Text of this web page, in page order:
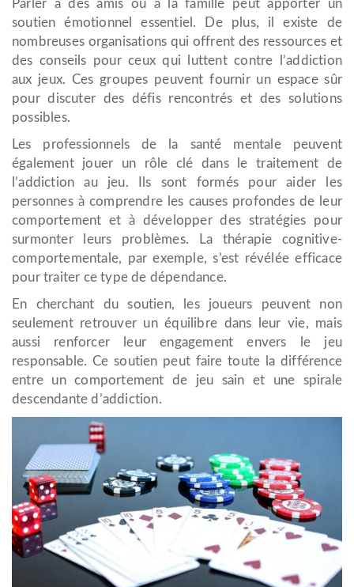
Parler à des amis ou à la famille peut apporter un
soutien émotionnel essentiel. De plus, il existe de
nombreuses organisations qui offrent des ressources et
des conseils pour ceux qui luttent contre l’addiction
aux jeux. Ces groupes peuvent fournir un espace sûr
pour discuter des défis rencontrés et des solutions
possibles.
Les professionnels de la santé mentale peuvent
également jouer un rôle clé dans le traitement de
l’addiction au jeu. Ils sont formés pour aider les
personnes à comprendre les causes profondes de leur
comportement et à développer des stratégies pour
surmonter leurs problèmes. La thérapie cognitive-
comportementale, par exemple, s’est révélée efficace
pour traiter ce type de dépendance.
En cherchant du soutien, les joueurs peuvent non
seulement retrouver un équilibre dans leur vie, mais
aussi renforcer leur engagement envers le jeu
responsable. Ce soutien peut faire toute la différence
entre un comportement de jeu sain et une spirale
descendante d’addiction.